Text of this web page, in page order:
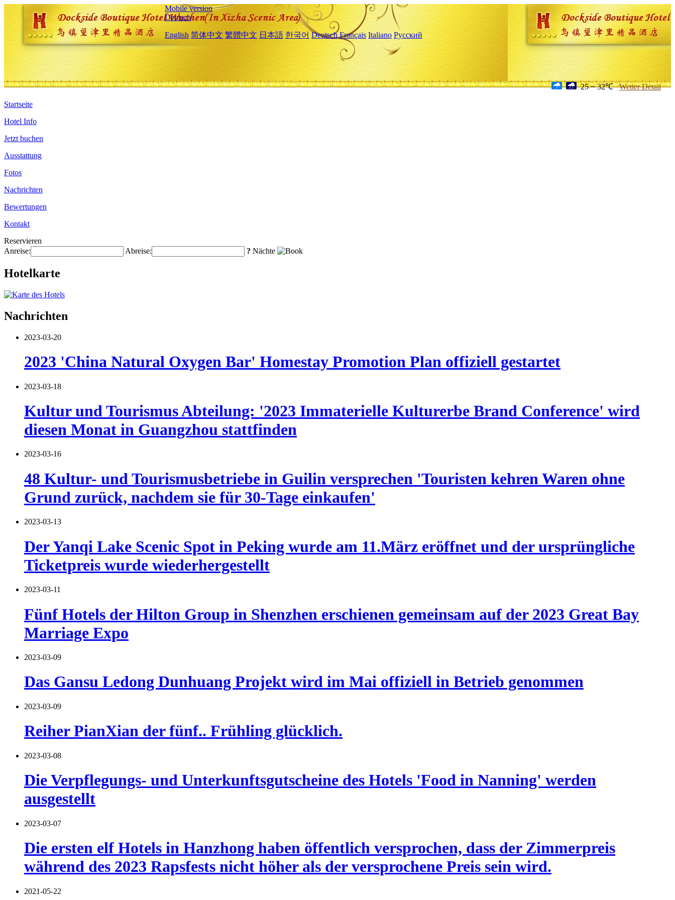
Mobile version
Deutsch
English 简体中文 繁體中文 日本語 한국어 Deutsch Français Italiano Русский
25 ~ 32℃ Wetter Detail
Startseite
Hotel Info
Jetzt buchen
Ausstattung
Fotos
Nachrichten
Bewertungen
Kontakt
Reservieren
Anreise:
Abreise: ? Nächte
Hotelkarte
Nachrichten
2023-03-20
2023 'China Natural Oxygen Bar' Homestay Promotion Plan offiziell gestartet
2023-03-18
Kultur und Tourismus Abteilung: '2023 Immaterielle Kulturerbe Brand Conference' wird
diesen Monat in Guangzhou stattfinden
2023-03-16
48 Kultur- und Tourismusbetriebe in Guilin versprechen 'Touristen kehren Waren ohne
Grund zurück, nachdem sie für 30-Tage einkaufen'
2023-03-13
Der Yanqi Lake Scenic Spot in Peking wurde am 11.März eröffnet und der ursprüngliche
Ticketpreis wurde wiederhergestellt
2023-03-11
Fünf Hotels der Hilton Group in Shenzhen erschienen gemeinsam auf der 2023 Great Bay
Marriage Expo
2023-03-09
Das Gansu Ledong Dunhuang Projekt wird im Mai offiziell in Betrieb genommen
2023-03-09
Reiher PianXian der fünf.. Frühling glücklich.
2023-03-08
Die Verpflegungs- und Unterkunftsgutscheine des Hotels 'Food in Nanning' werden
ausgestellt
2023-03-07
Die ersten elf Hotels in Hanzhong haben öffentlich versprochen, dass der Zimmerpreis
während des 2023 Rapsfests nicht höher als der versprochene Preis sein wird.
2021-05-22